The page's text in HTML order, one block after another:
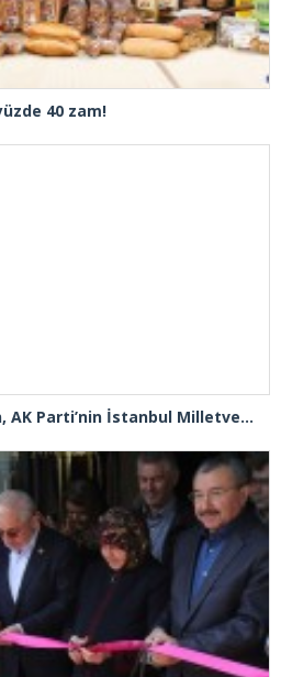
40 zam!
Cumhurbaşkanı Erdoğan, AK Parti’nin İstanbul Milletvekili Adaylarını da tanıttı